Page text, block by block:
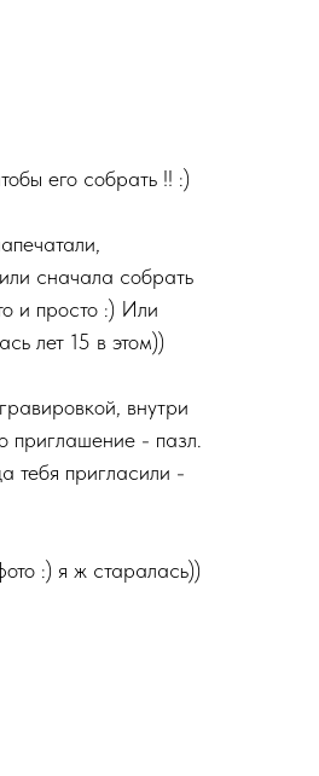
его собрать !! :)
сначала собрать
и просто :) Или
лет 15 в этом))
внутри
приглашение - пазл.
тебя пригласили -
:) я ж старалась))